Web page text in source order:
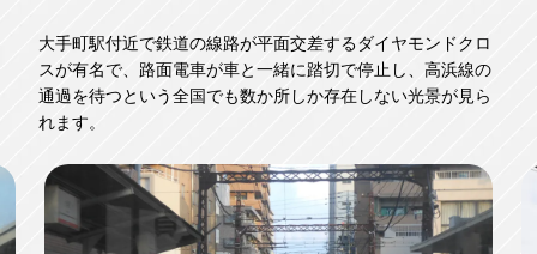
大手町駅付近で鉄道の線路が平面交差するダイヤモンドクロ
スが有名で、路面電車が車と一緒に踏切で停止し、高浜線の
通過を待つという全国でも数か所しか存在しない光景が見ら
れます。